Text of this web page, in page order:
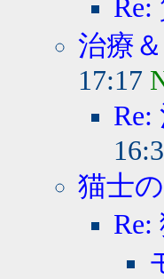
Re:
治療
17:17
猫士
Re: